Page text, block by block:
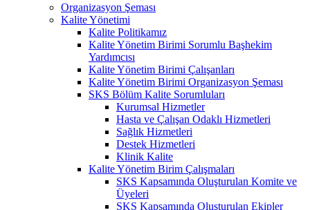
Organizasyon Şeması
Kalite Yönetimi
Kalite Politikamız
Kalite Yönetim Birimi Sorumlu Başhekim
Yardımcısı
Kalite Yönetim Birimi Çalışanları
Kalite Yönetim Birimi Organizasyon Şeması
SKS Bölüm Kalite Sorumluları
Kurumsal Hizmetler
Hasta ve Çalışan Odaklı Hizmetleri
Sağlık Hizmetleri
Destek Hizmetleri
Klinik Kalite
Kalite Yönetim Birim Çalışmaları
SKS Kapsamında Oluşturulan Komite ve
Üyeleri
SKS Kapsamında Oluşturulan Ekipler